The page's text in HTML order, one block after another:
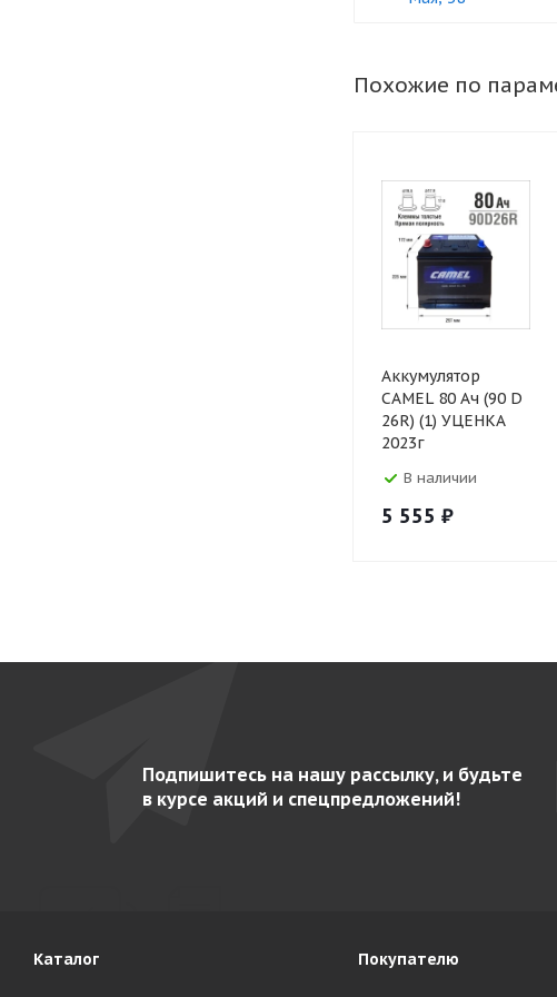
Похожие по
Аккумулятор
CAMEL 80 Ач (90 D
26R) (1) УЦЕНКА
2023г
В наличии
5 555 ₽
Подпишитесь на нашу рассылку, и будьте
в курсе акций и спецпредложений!
Каталог Покупателю